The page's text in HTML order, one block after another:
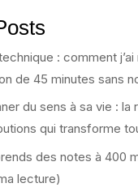
: comment
de 45 minutes sans
du sens à sa vie : la
qui transforme
des notes à 400
lecture)